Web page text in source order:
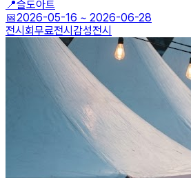
📍슬도아트
📅2026-05-16 ~ 2026-06-28
전시회무료전시 감성전시